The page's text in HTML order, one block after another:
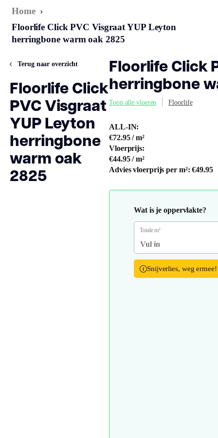
Home ›
Floorlife Click PVC Visgraat YUP Leyton
herringbone warm oak 2825
Terug naar overzicht
Floorlife Click
PVC Visgraat
YUP Leyton
herringbone
warm oak
2825
Floorlife Click
herringbone
Toon alle vloeren Floorlife
ALL-IN:
€72.95 / m²
Vloerprijs:
€44.95/ m²
Advies vloerprijs per m²: €49.95
Wat is je oppervlakte?
Totale m²
Snijverlies, weg